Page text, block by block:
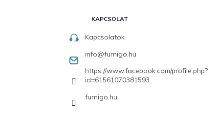
KAPCSOLAT
Kapcsolatok
info@furnigo.hu
https://www.facebook.com/profile.php?
id=61561070381593
furnigo.hu